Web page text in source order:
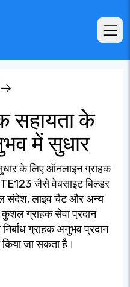
सहायता के
में सुधार
के लिए ऑनलाइन ग्राहक
जैसे वेबसाइट बिल्डर
संदेश, लाइव चैट और अन्य
ग्राहक सेवा प्रदान
ग्राहक अनुभव प्रदान
जा सकता है।